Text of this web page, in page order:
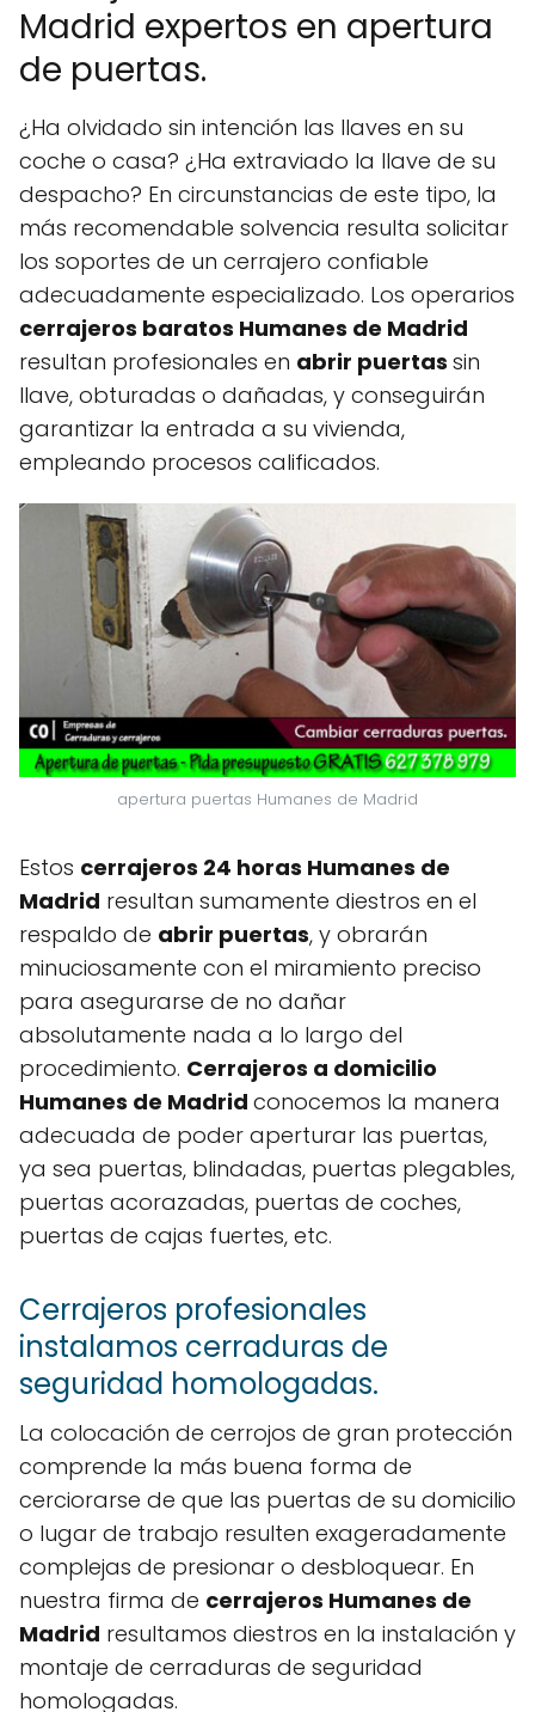
Madrid expertos en apertura
de puertas.
¿Ha olvidado sin intención las llaves en su
coche o casa? ¿Ha extraviado la llave de su
despacho? En circunstancias de este tipo, la
más recomendable solvencia resulta solicitar
los soportes de un cerrajero confiable
adecuadamente especializado. Los operarios
cerrajeros baratos Humanes de Madrid
resultan profesionales en abrir puertas sin
llave, obturadas o dañadas, y conseguirán
garantizar la entrada a su vivienda,
empleando procesos calificados.
apertura puertas Humanes de Madrid
Estos cerrajeros 24 horas Humanes de
Madrid resultan sumamente diestros en el
respaldo de abrir puertas, y obrarán
minuciosamente con el miramiento preciso
para asegurarse de no dañar
absolutamente nada a lo largo del
procedimiento. Cerrajeros a domicilio
Humanes de Madrid conocemos la manera
adecuada de poder aperturar las puertas,
ya sea puertas, blindadas, puertas plegables,
puertas acorazadas, puertas de coches,
puertas de cajas fuertes, etc.
Cerrajeros profesionales
instalamos cerraduras de
seguridad homologadas.
La colocación de cerrojos de gran protección
comprende la más buena forma de
cerciorarse de que las puertas de su domicilio
o lugar de trabajo resulten exageradamente
complejas de presionar o desbloquear. En
nuestra firma de cerrajeros Humanes de
Madrid resultamos diestros en la instalación y
montaje de cerraduras de seguridad
homologadas.